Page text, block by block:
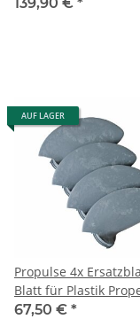
AUF LAGER
Propulse 4x
Blatt für Plastik
4901, 4902 & 6902
67,50 € *